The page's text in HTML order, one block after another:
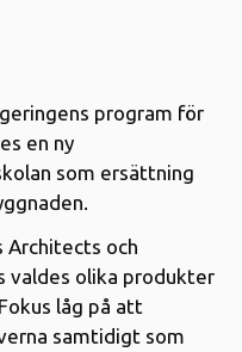
program för
en ny
som ersättning
Architects och
valdes olika produkter
låg på att
samtidigt som